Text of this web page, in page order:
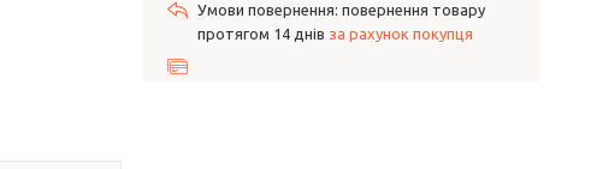
повернення товару
протягом 14 днів за рахунок покупця